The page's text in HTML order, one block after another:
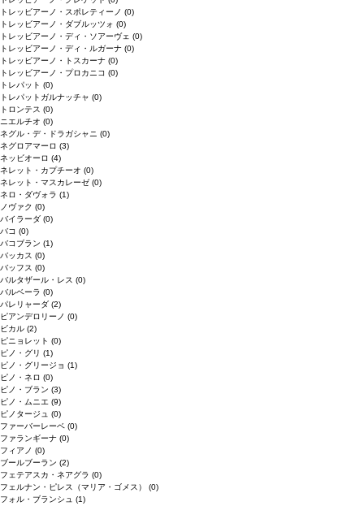
トレッビアーノ・スポレティーノ (0)
トレッビアーノ・ダブルッツォ (0)
トレッビアーノ・ディ・ソアーヴェ (0)
トレッビアーノ・ディ・ルガーナ (0)
トレッビアーノ・トスカーナ (0)
トレッビアーノ・プロカニコ (0)
トレパット (0)
トレパットガルナッチャ (0)
トロンテス (0)
ニエルチオ (0)
ネグル・デ・ドラガシャニ (0)
ネグロアマーロ (3)
ネッビオーロ (4)
ネレット・カプチーオ (0)
ネレット・マスカレーゼ (0)
ネロ・ダヴォラ (1)
ノヴァク (0)
バイラーダ (0)
バコ (0)
バコブラン (1)
バッカス (0)
バッフス (0)
バルタザール・レス (0)
バルベーラ (0)
パレリャーダ (2)
ピアンデロリーノ (0)
ビカル (2)
ピニョレット (0)
ピノ・グリ (1)
ピノ・グリージョ (1)
ピノ・ネロ (0)
ピノ・ブラン (3)
ピノ・ムニエ (9)
ピノタージュ (0)
ファーバーレーベ (0)
ファランギーナ (0)
フィアノ (0)
ブールブーラン (2)
フェテアスカ・ネアグラ (0)
フェルナン・ピレス（マリア・ゴメス） (0)
フォル・ブランシュ (1)